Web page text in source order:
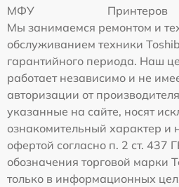
МФУ
Принтеров
Мы занимаемся ремонтом и
обслуживанием техники
гарантийного периода. Наш
работает независимо и не
авторизации от
указанные на сайте, носят
ознакомительный характер и
офертой согласно п. 2 ст. 437
обозначения торговой марки
только в информационных